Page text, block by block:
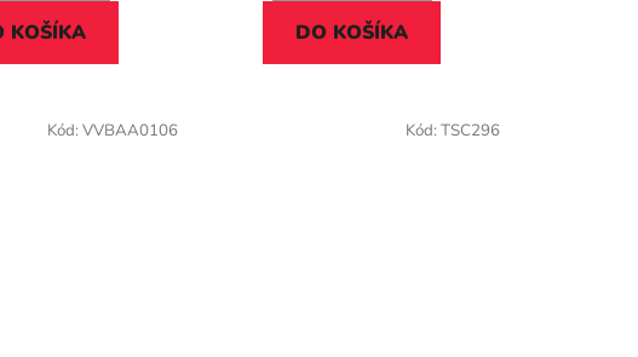
KOŠÍKA DO KOŠÍKA
Kód: VVBAA0106 Kód: TSC296